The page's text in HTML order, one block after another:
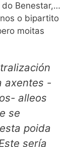
do Benestar,…
o bipartito
moitas
axentes -
alleos
se
poida
sería